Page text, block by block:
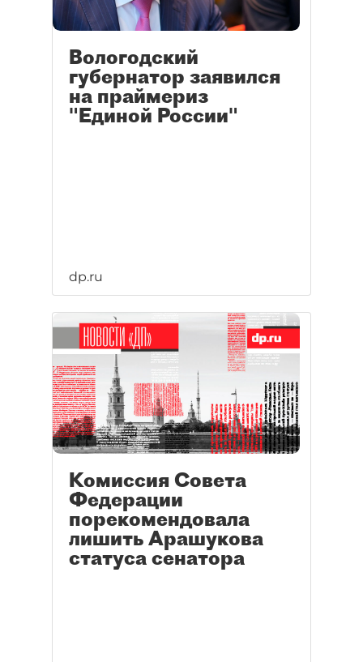
Вологодский
губернатор заявился
на праймериз
"Единой России"
dp.ru
Комиссия Совета
Федерации
порекомендовала
лишить Арашукова
статуса сенатора